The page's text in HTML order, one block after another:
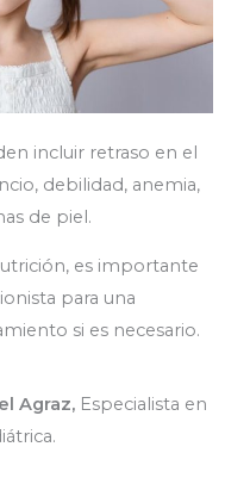
incluir retraso en el
debilidad, anemia,
de piel.
es importante
para una
si es necesario.
Agraz, Especialista en